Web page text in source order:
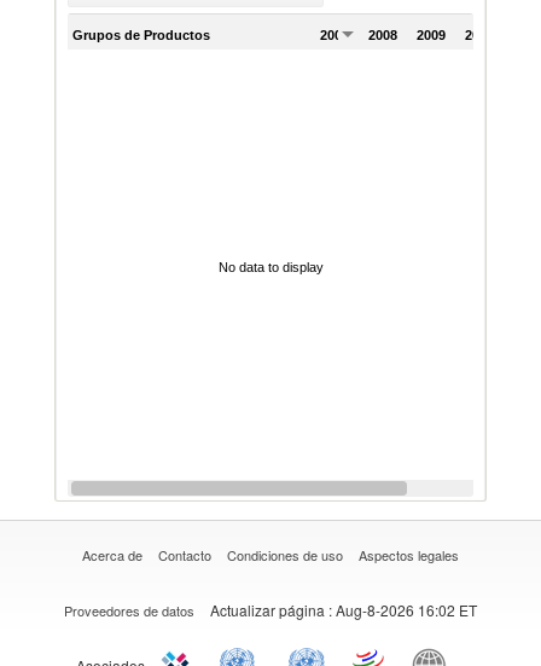
Grupos de Productos 2007 2008 2009 2010
No data to display
Acerca de Contacto Condiciones de uso Aspectos legales
Proveedores de datos Actualizar página : Aug-8-2026 16:02 ET